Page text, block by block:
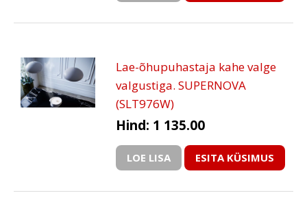
Lae-õhupuhastaja kahe valge
valgustiga. SUPERNOVA
(SLT976W)
Hind: 1 135.00
LOE LISA ESITA KÜSIMUS